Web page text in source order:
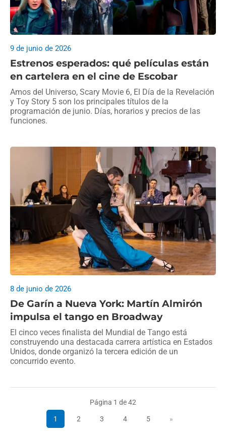
Estrenos esperados: qué películas están
en cartelera en el cine de Escobar
9 de junio de 2026
Amos del Universo, Scary Movie 6, El Día de la Revelación
y Toy Story 5 son los principales títulos de la
programación de junio. Días, horarios y precios de las
funciones.
De Garín a Nueva York: Martín Almirón
impulsa el tango en Broadway
8 de junio de 2026
El cinco veces finalista del Mundial de Tango está
construyendo una destacada carrera artística en Estados
Unidos, donde organizó la tercera edición de un
concurrido evento.
Página 1 de 42
1 2 3 4 5 »